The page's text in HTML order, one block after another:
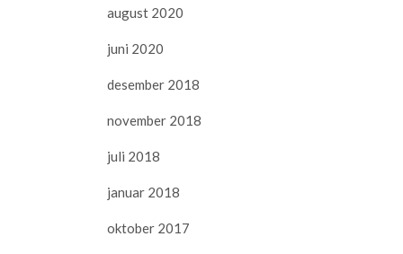
august 2020
juni 2020
desember 2018
november 2018
juli 2018
januar 2018
oktober 2017